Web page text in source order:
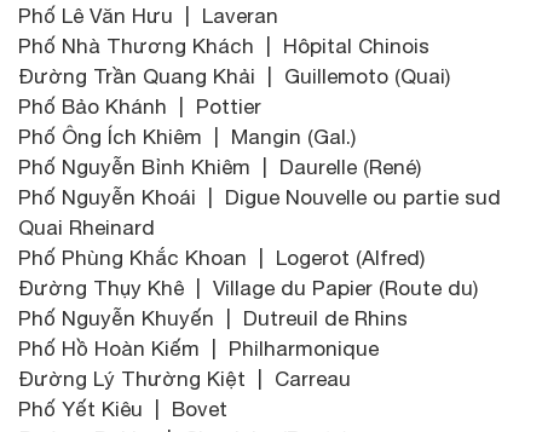
Phố Lê Văn Hưu | Laveran
Phố Nhà Thương Khách | Hôpital Chinois
Đường Trần Quang Khải | Guillemoto (Quai)
Phố Bảo Khánh | Pottier
Phố Ông Ích Khiêm | Mangin (Gal.)
Phố Nguyễn Bỉnh Khiêm | Daurelle (René)
Phố Nguyễn Khoái | Digue Nouvelle ou partie sud
Quai Rheinard
Phố Phùng Khắc Khoan | Logerot (Alfred)
Đường Thụy Khê | Village du Papier (Route du)
Phố Nguyễn Khuyến | Dutreuil de Rhins
Phố Hồ Hoàn Kiếm | Philharmonique
Đường Lý Thường Kiệt | Carreau
Phố Yết Kiêu | Bovet